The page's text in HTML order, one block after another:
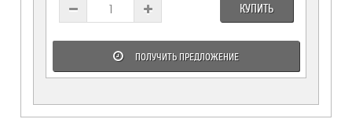
КУПИТЬ
ПОЛУЧИТЬ ПРЕДЛОЖЕНИЕ